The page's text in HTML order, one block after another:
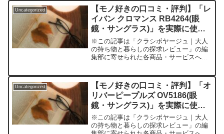
活に終止符！あなたの“日常装備”を一新
する一品を紹介「小さな...
Uncategorized
【モノ好きの口コミ・評判】「レ
イバン クロマンス RB4264(眼
鏡・サングラス)」を実際に使っ
てみた正直感想
※この記事は「クラシボヤージュ｜大人
の持ち物と暮らしの探求レビュー」の編
集部に寄せられた各商品・サービスへの
一緒なのでは？」「高級品って値段に見
合う価値が本当にある？」...
Uncategorized
【モノ好きの口コミ・評判】「オ
リバーピープルズ OV5186(眼
鏡・サングラス)」を実際に使っ
てみた正直感想
※この記事は「クラシボヤージュ｜大人
の持ち物と暮らしの探求レビュー」の編